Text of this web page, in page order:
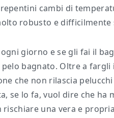
cambi di
robusto e difficilmente
giorno e se gli fai il
bagnato. Oltre a fargli
che non rilascia
se lo fa, vuol dire che ha
una vera e